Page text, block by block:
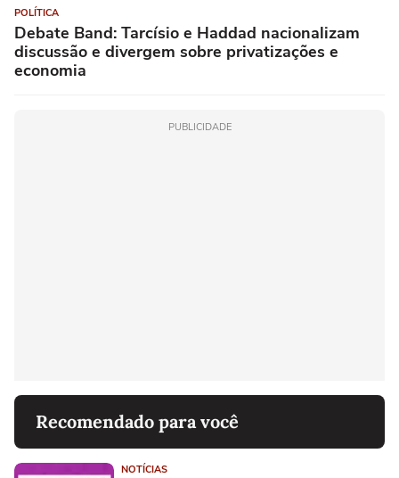
POLÍTICA
Debate Band: Tarcísio e Haddad nacionalizam
discussão e divergem sobre privatizações e
economia
PUBLICIDADE
Recomendado para você
NOTÍCIAS